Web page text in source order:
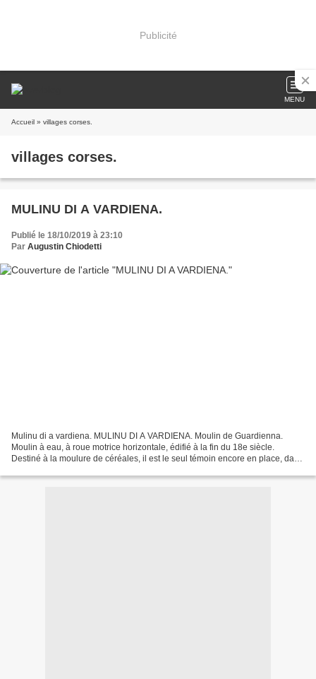
Publicité
MENU
Accueil » villages corses.
villages corses.
MULINU DI A VARDIENA.
Publié le 18/10/2019 à 23:10
Par Augustin Chiodetti
Mulinu di a vardiena. MULINU DI A VARDIENA. Moulin de Guardienna.
Moulin à eau, à roue motrice horizontale, édifié à la fin du 18e siècle.
Destiné à la moulure de céréales, il est le seul témoin encore en place, dans